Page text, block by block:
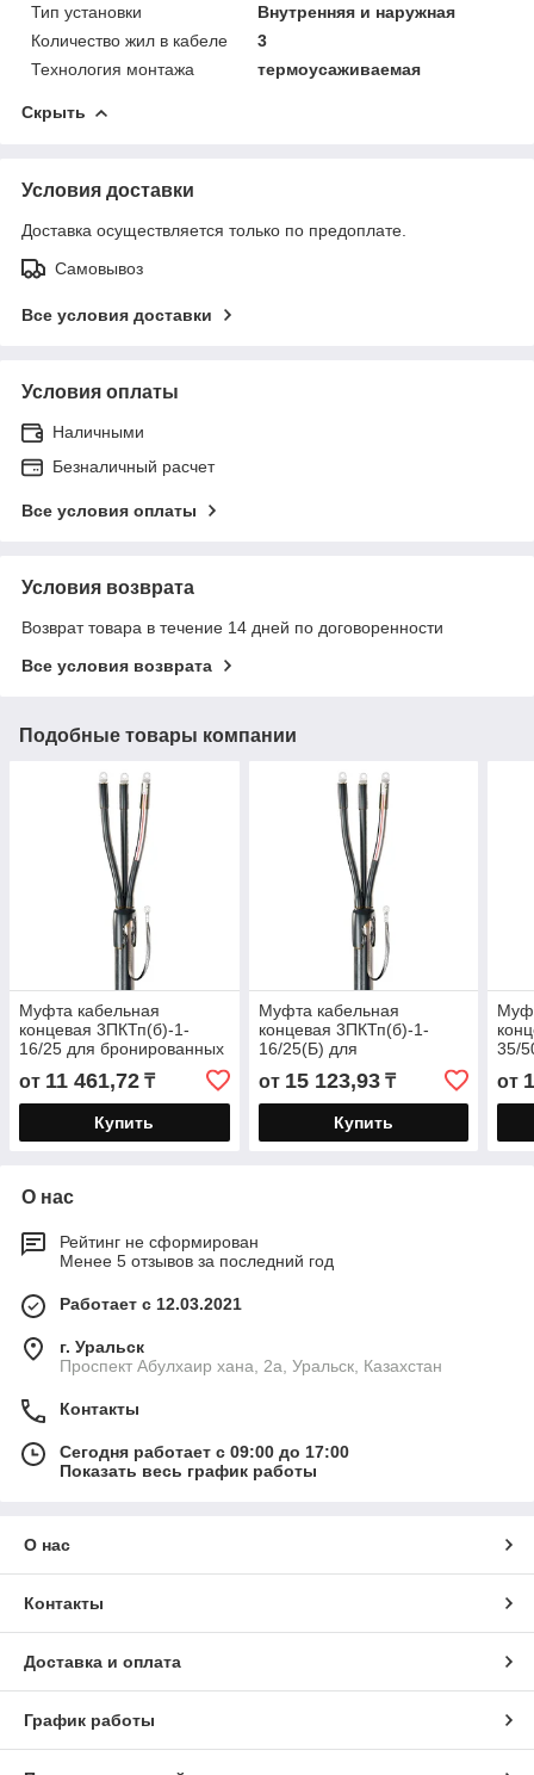
Тип установки
Внутренняя и наружная
Количество жил в кабеле
3
Технология монтажа
термоусаживаемая
Скрыть
Условия доставки
Доставка осуществляется только по предоплате.
Самовывоз
Все условия доставки
Условия оплаты
Наличными
Безналичный расчет
Все условия оплаты
Условия возврата
Возврат товара в течение 14 дней по договоренности
Все условия возврата
Подобные товары компании
Муфта кабельная
концевая 3ПКТп(б)-1-
16/25 для бронированных
кабелей с пластмассовой
и ЭПР изоляцией до 1кВ
от 11 461,72 ₸
Купить
Муфта кабельная
концевая 3ПКТп(б)-1-
16/25(Б) для
бронированных кабелей с
пластмассовой и ЭПР
изоляцией до 1кВ
от 15 123,93₸
Купить
35/
и
от
О нас
Рейтинг не сформирован
Менее 5 отзывов за последний год
Работает с 12.03.2021
г. Уральск
Проспект Абулхаир хана, 2а, Уральск, Казахстан
Контакты
Сегодня работает с 09:00 до 17:00
Показать весь график работы
О нас
Контакты
Доставка и оплата
График работы